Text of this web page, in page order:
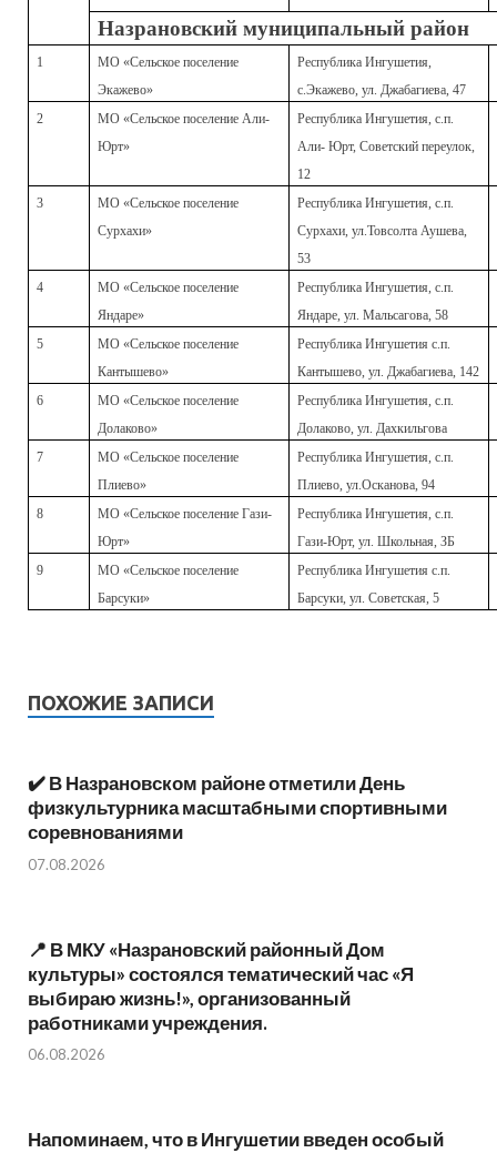
Назрановский муниципальный район
1
МО «Сельское поселение
Экажево»
Республика Ингушетия,
с.Экажево, ул. Джабагиева, 47
2
МО «Сельское поселение Али-
Юрт»
Республика Ингушетия, с.п.
Али- Юрт, Советский переулок,
12
3
МО «Сельское поселение
Сурхахи»
Республика Ингушетия, с.п.
Сурхахи, ул.Товсолта Аушева,
53
4
МО «Сельское поселение
Яндаре»
Республика Ингушетия, с.п.
Яндаре, ул. Мальсагова, 58
5
МО «Сельское поселение
Кантышево»
Республика Ингушетия с.п.
Кантышево, ул. Джабагиева, 142
6
МО «Сельское поселение
Долаково»
Республика Ингушетия, с.п.
Долаково, ул. Дахкильгова
7
МО «Сельское поселение
Плиево»
Республика Ингушетия, с.п.
Плиево, ул.Осканова, 94
8
МО «Сельское поселение Гази-
Юрт»
Республика Ингушетия, с.п.
Гази-Юрт, ул. Школьная, ЗБ
9
МО «Сельское поселение
Барсуки»
Республика Ингушетия с.п.
Барсуки, ул. Советская, 5
ПОХОЖИЕ ЗАПИСИ
✔️ В Назрановском районе отметили День
физкультурника масштабными спортивными
соревнованиями
07.08.2026
📍 В МКУ «Назрановский районный Дом
культуры» состоялся тематический час «Я
выбираю жизнь!», организованный
работниками учреждения.
06.08.2026
Напоминаем, что в Ингушетии введен особый